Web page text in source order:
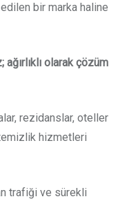
bir marka haline
olarak çözüm
rezidanslar, oteller
hizmetleri
trafiği ve sürekli